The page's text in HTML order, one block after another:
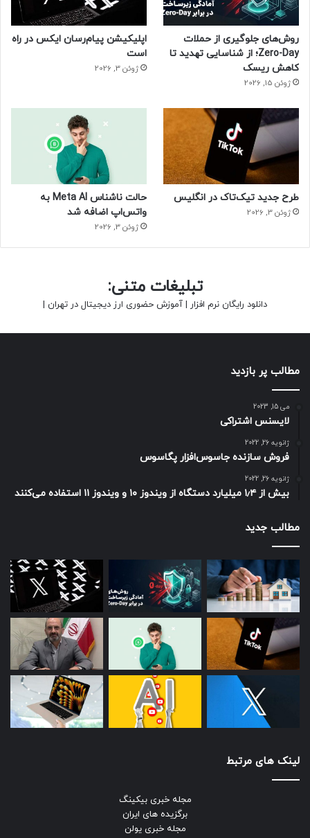
روش‌های جلوگیری از حملات
Zero-Day؛ از شناسایی تهدید تا
کاهش ریسک
ژوئن 15, 2026
اپلیکیشن پیام‌رسان ایکس در راه
است
ژوئن 3, 2026
طرح جدید تیک‌تاک در انگلیس
ژوئن 3, 2026
حالت ناشناس Meta AI به
واتس‌اپ اضافه شد
ژوئن 3, 2026
تبلیغات متنی:
دانلود رایگان نرم افزار | آموزش حضوری ارز دیجیتال در تهران |
مطالب پر بازدید
می 15, 2023
لایسنس اشتراکی
ژانویه 26, 2022
فروش سازنده جاسوس‌افزار پگاسوس
ژانویه 26, 2022
بیش از ۱٫۴ میلیارد دستگاه از ویندوز ۱۰ و ویندوز ۱۱ استفاده می‌کنند
مطالب جدید
لینک های مرتبط
مجله خبری بیکینگ
برگزیده های ایران
مجله خبری یولن